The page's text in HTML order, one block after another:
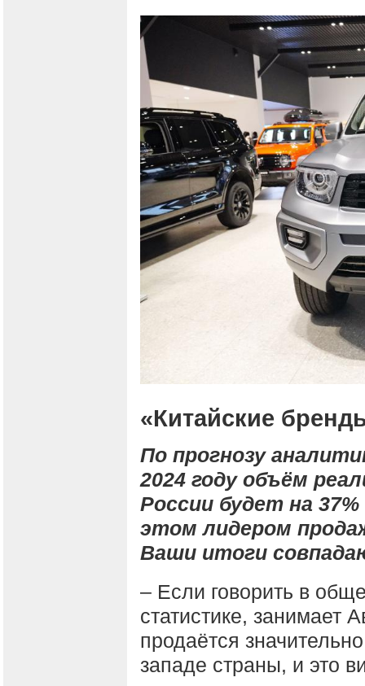
«Китайские
По прогнозу
2024 году объём
России будет на
этом лидером
Ваши итоги
– Если говорить в
статистике, занимает
продаётся
западе страны, и это